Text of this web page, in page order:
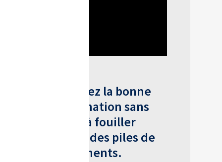
Trouvez la bonne
information sans
avoir à fouiller
parmi des piles de
documents.